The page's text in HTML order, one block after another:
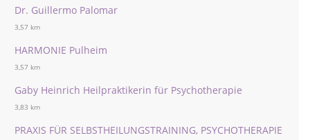
Dr. Guillermo Palomar
3,57 km
HARMONIE Pulheim
3,57 km
Gaby Heinrich Heilpraktikerin für Psychotherapie
3,83 km
PRAXIS FÜR SELBSTHEILUNGSTRAINING, PSYCHOTHERAPIE